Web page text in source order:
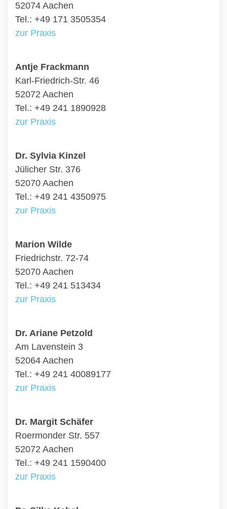
52074 Aachen
Tel.: +49 171 3505354
zur Praxis
Antje Frackmann
Karl-Friedrich-Str. 46
52072 Aachen
Tel.: +49 241 1890928
zur Praxis
Dr. Sylvia Kinzel
Jülicher Str. 376
52070 Aachen
Tel.: +49 241 4350975
zur Praxis
Marion Wilde
Friedrichstr. 72-74
52070 Aachen
Tel.: +49 241 513434
zur Praxis
Dr. Ariane Petzold
Am Lavenstein 3
52064 Aachen
Tel.: +49 241 40089177
zur Praxis
Dr. Margit Schäfer
Roermonder Str. 557
52072 Aachen
Tel.: +49 241 1590400
zur Praxis